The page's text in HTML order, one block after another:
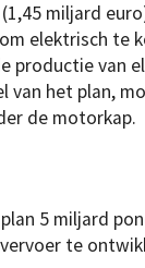
miljard
elektrisch te
productie van
het plan,
de motorkap.
5 miljard
te